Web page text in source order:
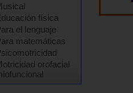
física
el lenguaje
matemáticas
orofacial